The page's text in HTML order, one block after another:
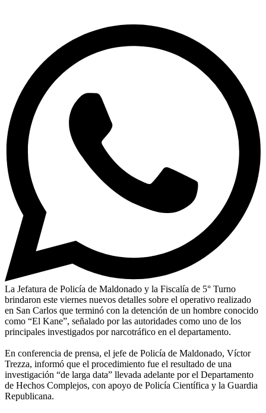
La Jefatura de Policía de Maldonado y la Fiscalía de 5° Turno
brindaron este viernes nuevos detalles sobre el operativo realizado
en San Carlos que terminó con la detención de un hombre conocido
como “El Kane”, señalado por las autoridades como uno de los
principales investigados por narcotráfico en el departamento.
En conferencia de prensa, el jefe de Policía de Maldonado, Víctor
Trezza, informó que el procedimiento fue el resultado de una
investigación “de larga data” llevada adelante por el Departamento
de Hechos Complejos, con apoyo de Policía Científica y la Guardia
Republicana.